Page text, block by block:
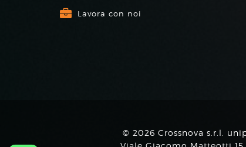
Lavora con noi
© 2026 Crossnova s.r.l.